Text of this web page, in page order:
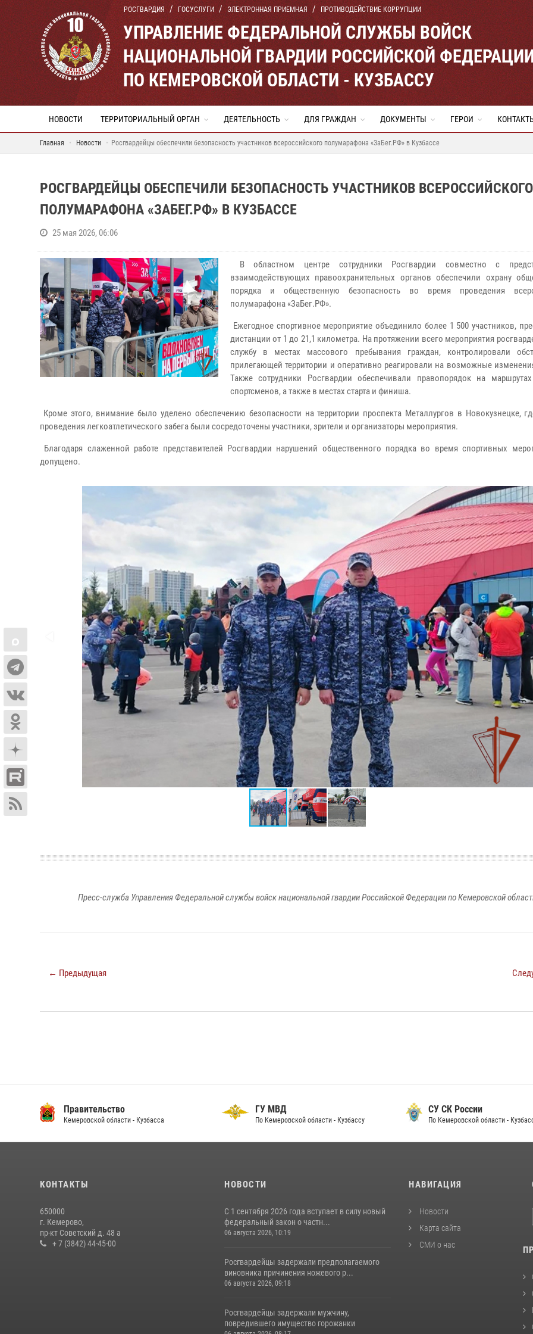
РОСГВАРДИЯ ГОСУСЛУГИ ЭЛЕКТРОННАЯ ПРИЕМНАЯ ПРОТИВОДЕЙСТВИЕ КОРРУПЦИИ
УПРАВЛЕНИЕ ФЕДЕРАЛЬНОЙ СЛУЖБЫ ВОЙСК
НАЦИОНАЛЬНОЙ ГВАРДИИ РОССИЙСКОЙ
ПО КЕМЕРОВСКОЙ ОБЛАСТИ - КУЗБАССУ
НОВОСТИ ТЕРРИТОРИАЛЬНЫЙ ОРГАН ДЕЯТЕЛЬНОСТЬ ДЛЯ ГРАЖДАН ДОКУМЕНТЫ ГЕРОИ
Главная Новости Росгвардейцы обеспечили безопасность участников всероссийского полумарафона «ЗаБег.РФ» в Кузбассе
РОСГВАРДЕЙЦЫ ОБЕСПЕЧИЛИ БЕЗОПАСНОСТЬ УЧАСТНИКОВ ВСЕРОССИЙСКОГО
ПОЛУМАРАФОНА «ЗАБЕГ.РФ» В КУЗБАССЕ
25 мая 2026, 06:06
В областном центре сотрудники Росгвардии совместно с
взаимодействующих правоохранительных органов обеспечили охрану
порядка и общественную безопасность во время проведения
полумарафона «ЗаБег.РФ».
Ежегодное спортивное мероприятие объединило более 1 500 участников,
дистанции от 1 до 21,1 километра. На протяжении всего мероприятия
службу в местах массового пребывания граждан, контролировали
прилегающей территории и оперативно реагировали на возможные
Также сотрудники Росгвардии обеспечивали правопорядок на
спортсменов, а также в местах старта и финиша.
Кроме этого, внимание было уделено обеспечению безопасности на территории проспекта Металлургов в Новокузнецке,
проведения легкоатлетического забега были сосредоточены участники, зрители и организаторы мероприятия.
Благодаря слаженной работе представителей Росгвардии нарушений общественного порядка во время спортивных
допущено.
Пресс-служба Управления Федеральной службы войск национальной гвардии Российской Федерации по Кемеровской
← Предыдущая
Правительство
Кемеровской области - Кузбасса
ГУ МВД
По Кемеровской области - Кузбассу
СУ СК России
По Кемеровской области -
КОНТАКТЫ
650000
г. Кемерово,
пр-кт Советский д. 48 а
+ 7 (3842) 44-45-00
НОВОСТИ
С 1 сентября 2026 года вступает в силу новый
федеральный закон о частн...
06 августа 2026, 10:19
Росгвардейцы задержали предполагаемого
виновника причинения ножевого р...
06 августа 2026, 09:18
Росгвардейцы задержали мужчину,
повредившего имущество горожанки
НАВИГАЦИЯ
Новости
Карта сайта
СМИ о нас